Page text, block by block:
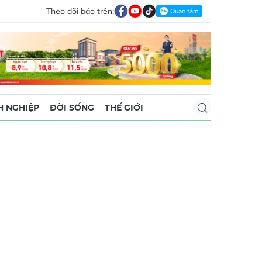
Theo dõi báo trên:
NGHIỆP ĐỜI SỐNG THẾ GIỚI